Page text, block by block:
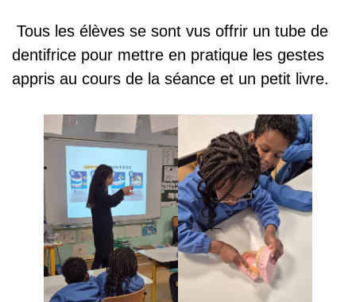
Tous les élèves se sont vus offrir un tube de
dentifrice pour mettre en pratique les gestes
appris au cours de la séance et un petit livre.